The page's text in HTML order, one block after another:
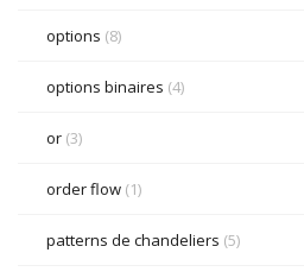
options (8)
options binaires (4)
or (3)
order flow (1)
patterns de chandeliers (5)